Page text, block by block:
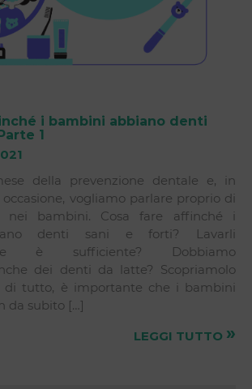
i bambini abbiano denti
1
della prevenzione dentale e, in
vogliamo parlare proprio di
nei bambini. Cosa fare affinché i
denti sani e forti? Lavarli
è sufficiente? Dobbiamo
dei denti da latte? Scopriamolo
di tutto, è importante che i bambini
da subito […]
LEGGI TUTTO »